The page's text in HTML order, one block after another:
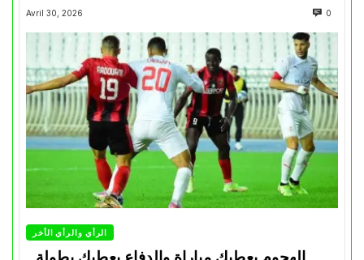
Avril 30, 2026 0
الرأي والرأي الأخر